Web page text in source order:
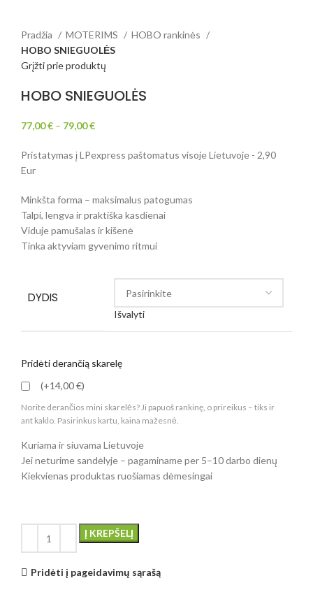
Pradžia MOTERIMS
HOBO rankinės
HOBO SNIEGUOLĖS
Grįžti prie produktų
HOBO SNIEGUOLĖS
77,00€ – 79,00€
Pristatymas į LPexpress paštomatus visoje Lietuvoje - 2,90
Eur
Minkšta forma – maksimalus patogumas
Talpi, lengva ir praktiška kasdienai
Viduje pamušalas ir kišenė
Tinka aktyviam gyvenimo ritmui
DYDIS
Išvalyti
Pridėti derančią skarelę
(+14,00 €)
Norite derančios mini skarelės? Ji papuoš rankinę, o prireikus – tiks ir
ant kaklo. Pasirinkus kartu, kaina mažesnė.
Kuriama ir siuvama Lietuvoje
Jei neturime sandėlyje – pagaminame per 5–10 darbo dienų
Kiekvienas produktas ruošiamas dėmesingai
Į KREPŠELĮ
Pridėti į pageidavimų sąrašą